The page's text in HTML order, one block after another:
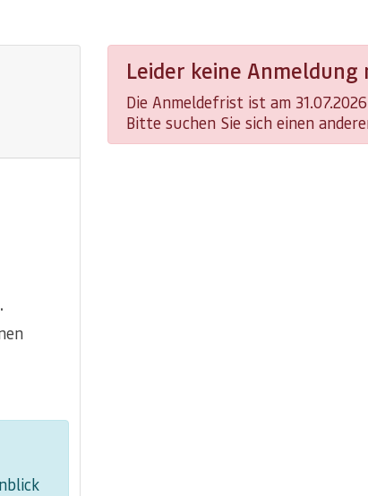
Leider keine Anmeldung
Die Anmeldefrist ist am
Bitte suchen Sie sich einen